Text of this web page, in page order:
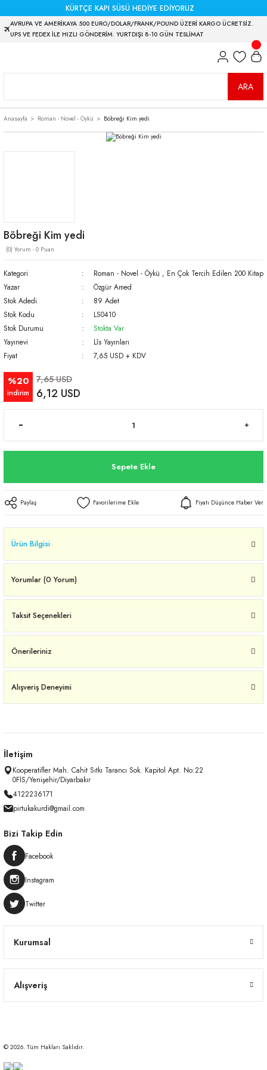
KÜRTÇE KAPI SÜSÜ HEDİYE EDİYORUZ
AVRUPA VE AMERİKAYA 500 EURO/DOLAR/FRANK/POUND ÜZERİ KARGO ÜCRETSİZ.
UPS VE FEDEX İLE HIZLI GÖNDERİM. YURTDIŞI 8-10 GÜN TESLİMAT
ARA
Anasayfa Roman - Novel - Öykü Böbreği Kim yedi
Böbreği Kim yedi
(0) Yorum - 0 Puan
Kategori Roman - Novel - Öykü , En Çok Tercih Edilen 200 Kitap
Yazar
Özgür Amed
Stok Adedi
89 Adet
Stok Kodu
LS0410
Stok Durumu
Stokta Var
Yayınevi
Lîs Yayınları
Fiyat
7,65 USD + KDV
%20
indirim
7,65 USD
6,12 USD
Sepete Ekle
Paylaş Fiyatı Düşünce Haber Ver
Ürün Bilgisi
Yorumlar (0 Yorum)
Taksit Seçenekleri
Önerileriniz
Alışveriş Deneyimi
İletişim
Kooperatifler Mah. Cahit Sıtkı Tarancı Sok. Kapitol Apt. No:22
0FİS/Yenişehir/Diyarbakır
4122236171
pirtukakurdi@gmail.com
Kurumsal
Alışveriş
Bizi Takip Edin
Facebook
Instagram
Twitter
© 2026. Tüm Hakları Saklıdır.